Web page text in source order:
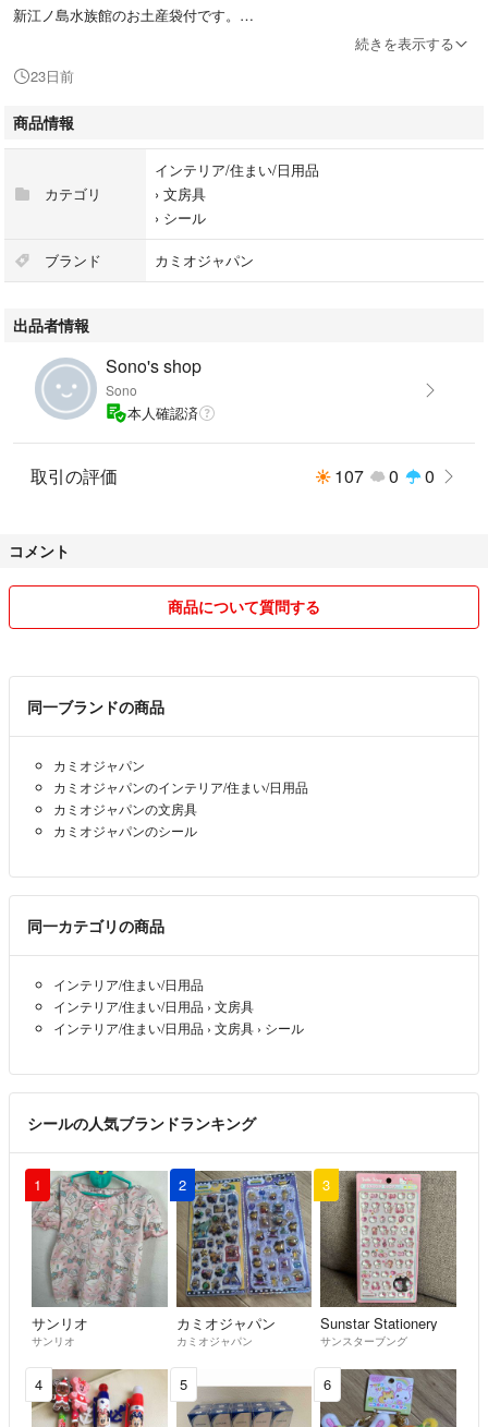
新江ノ島水族館のお土産袋付です。
他にも色々シール出品しています。
お気持ち程度のおまとめ割りなら対応します。
発送になります。
続きを表示する
23日前
商品情報
カテゴリ
インテリア/住まい/日用品
› 文房具
› シール
ブランド カミオジャパン
出品者情報
Sono's shop
Sono
本人確認済
取引の評価 107 0 0
コメント
商品について質問する
同一ブランドの商品
カミオジャパン
カミオジャパンのインテリア/住まい/日用品
カミオジャパンの文房具
カミオジャパンのシール
同一カテゴリの商品
インテリア/住まい/日用品
インテリア/住まい/日用品 › 文房具
インテリア/住まい/日用品 › 文房具 › シール
シールの人気ブランドランキング
1
サンリオ
サンリオ
2
カミオジャパン
カミオジャパン
3
Sunstar Stationery
サンスターブング
4 5 6